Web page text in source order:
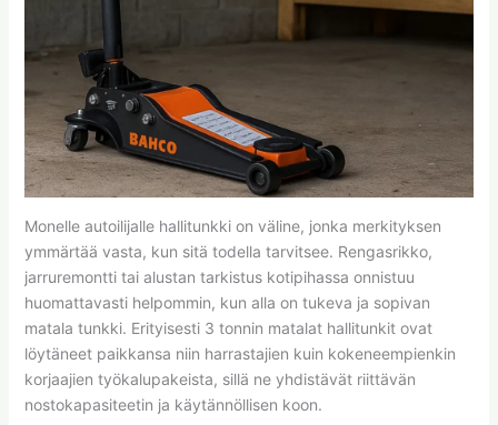
Monelle autoilijalle hallitunkki on väline, jonka merkityksen
ymmärtää vasta, kun sitä todella tarvitsee. Rengasrikko,
jarruremontti tai alustan tarkistus kotipihassa onnistuu
huomattavasti helpommin, kun alla on tukeva ja sopivan
matala tunkki. Erityisesti 3 tonnin matalat hallitunkit ovat
löytäneet paikkansa niin harrastajien kuin kokeneempienkin
korjaajien työkalupakeista, sillä ne yhdistävät riittävän
nostokapasiteetin ja käytännöllisen koon.